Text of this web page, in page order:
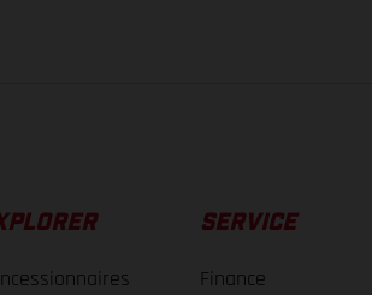
SERVICE
Finance